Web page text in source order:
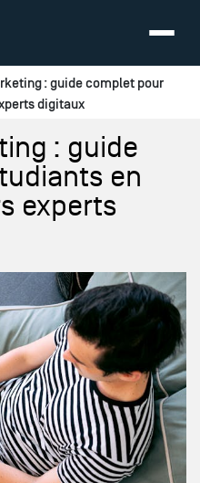
: guide complet pour
digitaux
: guide
en
experts